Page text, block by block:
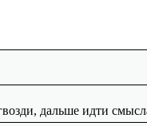
дальше идти